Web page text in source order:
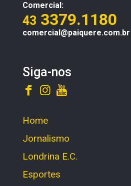
Comercial:
43 3379.1180
comercial@paiquere.com.br
Siga-nos
Home
Jornalismo
Londrina E.C.
Esportes